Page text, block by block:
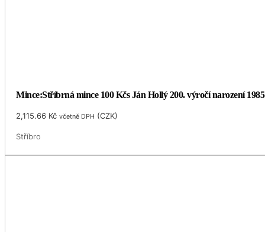
Mince:Stříbrná mince 100 Kčs Ján Hollý 200. výročí narození 1985
2,115.66 Kč včetně DPH (CZK)
Stříbro